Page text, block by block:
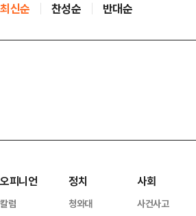
최신순 찬성순 반대순
오피니언
칼럼
정치
청와대
사회
사건사고